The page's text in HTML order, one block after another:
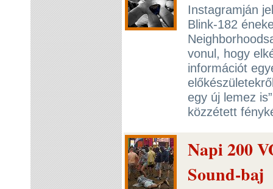
Instagramján
Blink-182
vonul, hogy
információt
egy új lemez
közzétett
Napi 200
Sound-baj